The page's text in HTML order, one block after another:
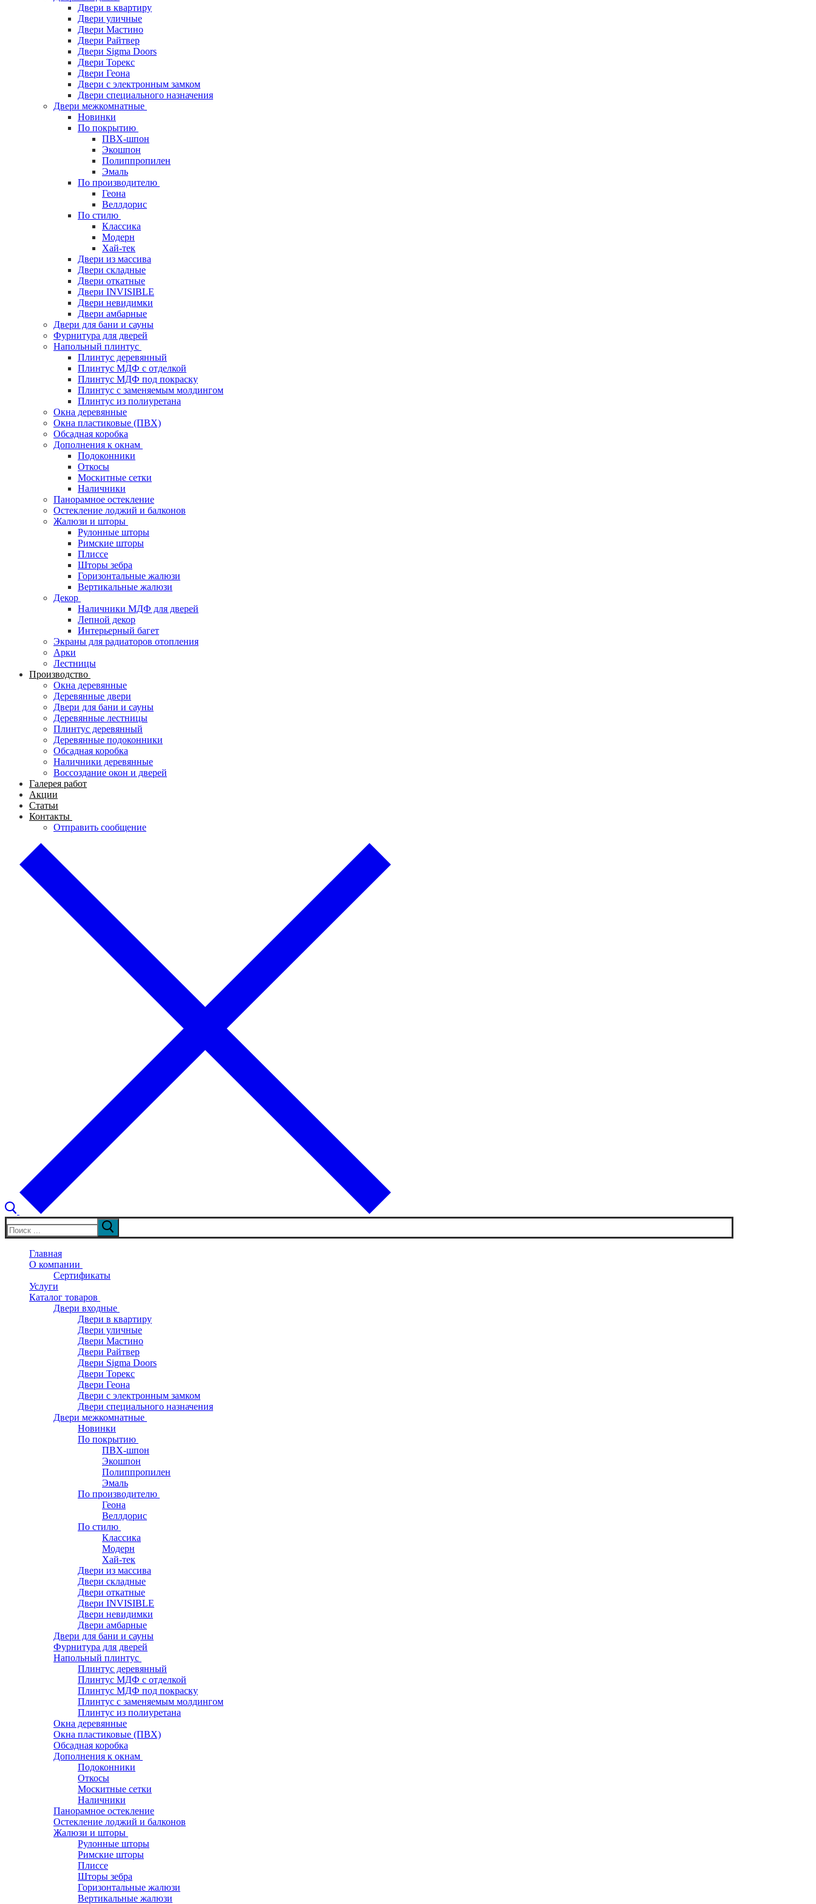
Двери в квартиру
Двери уличные
Двери Мастино
Двери Райтвер
Двери Sigma Doors
Двери Торекс
Двери Геона
Двери с электронным замком
Двери специального назначения
Двери межкомнатные
Новинки
По покрытию
ПВХ-шпон
Экошпон
Полиппропилен
Эмаль
По производителю
Геона
Веллдорис
По стилю
Классика
Модерн
Хай-тек
Двери из массива
Двери складные
Двери откатные
Двери INVISIBLE
Двери невидимки
Двери амбарные
Двери для бани и сауны
Фурнитура для дверей
Напольный плинтус
Плинтус деревянный
Плинтус МДФ с отделкой
Плинтус МДФ под покраску
Плинтус с заменяемым молдингом
Плинтус из полиуретана
Окна деревянные
Окна пластиковые (ПВХ)
Обсадная коробка
Дополнения к окнам
Подоконники
Откосы
Москитные сетки
Наличники
Панорамное остекление
Остекление лоджий и балконов
Жалюзи и шторы
Рулонные шторы
Римские шторы
Плиссе
Шторы зебра
Горизонтальные жалюзи
Вертикальные жалюзи
Декор
Наличники МДФ для дверей
Лепной декор
Интерьерный багет
Экраны для радиаторов отопления
Арки
Лестницы
Производство
Окна деревянные
Деревянные двери
Двери для бани и сауны
Деревянные лестницы
Плинтус деревянный
Деревянные подоконники
Обсадная коробка
Наличники деревянные
Воссоздание окон и дверей
Галерея работ
Акции
Статьи
Контакты
Отправить сообщение
Искать:
Главная
О компании
Сертификаты
Услуги
Каталог товаров
Двери входные
Двери в квартиру
Двери уличные
Двери Мастино
Двери Райтвер
Двери Sigma Doors
Двери Торекс
Двери Геона
Двери с электронным замком
Двери специального назначения
Двери межкомнатные
Новинки
По покрытию
ПВХ-шпон
Экошпон
Полиппропилен
Эмаль
По производителю
Геона
Веллдорис
По стилю
Классика
Модерн
Хай-тек
Двери из массива
Двери складные
Двери откатные
Двери INVISIBLE
Двери невидимки
Двери амбарные
Двери для бани и сауны
Фурнитура для дверей
Напольный плинтус
Плинтус деревянный
Плинтус МДФ с отделкой
Плинтус МДФ под покраску
Плинтус с заменяемым молдингом
Плинтус из полиуретана
Окна деревянные
Окна пластиковые (ПВХ)
Обсадная коробка
Дополнения к окнам
Подоконники
Откосы
Москитные сетки
Наличники
Панорамное остекление
Остекление лоджий и балконов
Жалюзи и шторы
Рулонные шторы
Римские шторы
Плиссе
Шторы зебра
Горизонтальные жалюзи
Вертикальные жалюзи